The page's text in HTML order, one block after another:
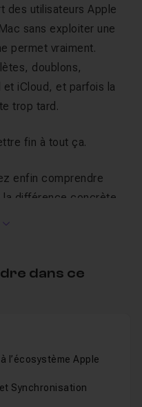
des utilisateurs Apple
sans exploiter une
permet vraiment.
doublons,
iCloud, et parfois la
trop tard.
fin à tout ça.
enfin comprendre
la différence concrète
où sont
appareils Apple
les fonctions qui
Handoff et le presse-
au Mac en un
pour retrouver un
dans ce
l’écosystème Apple
Synchronisation